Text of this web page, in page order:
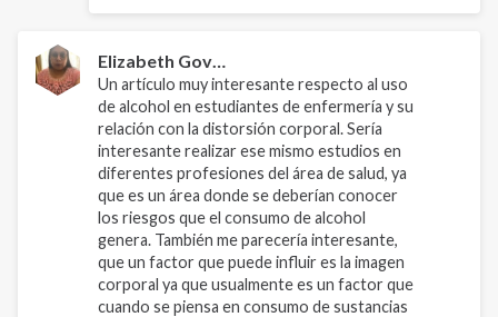
conocer
las…
by
Fátima
Esmeral…
Elizabeth Gov…
Un artículo muy interesante respecto al uso
de alcohol en estudiantes de enfermería y su
relación con la distorsión corporal. Sería
interesante realizar ese mismo estudios en
diferentes profesiones del área de salud, ya
que es un área donde se deberían conocer
los riesgos que el consumo de alcohol
genera. También me parecería interesante,
que un factor que puede influir es la imagen
corporal ya que usualmente es un factor que
cuando se piensa en consumo de sustancias